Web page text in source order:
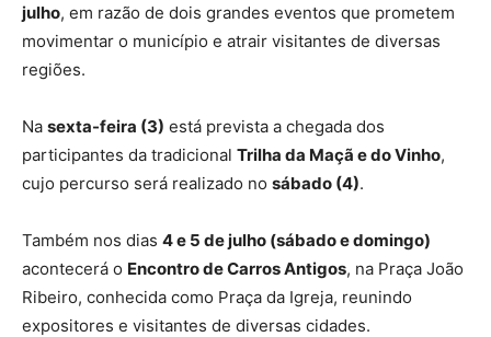
julho, em razão de dois grandes eventos que prometem
movimentar o município e atrair visitantes de diversas
regiões.
Na sexta-feira (3) está prevista a chegada dos
participantes da tradicional Trilha da Maçã e do Vinho,
cujo percurso será realizado no sábado (4).
Também nos dias 4 e 5 de julho (sábado e domingo)
acontecerá o Encontro de Carros Antigos, na Praça João
Ribeiro, conhecida como Praça da Igreja, reunindo
expositores e visitantes de diversas cidades.